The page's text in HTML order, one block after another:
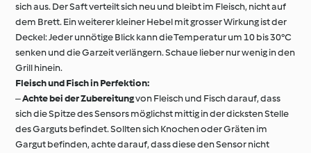
sich aus. Der Saft verteilt sich neu und bleibt im Fleisch, nicht auf
dem Brett. Ein weiterer kleiner Hebel mit grosser Wirkung ist der
Deckel: Jeder unnötige Blick kann die Temperatur um 10 bis 30°C
senken und die Garzeit verlängern. Schaue lieber nur wenig in den
Grill hinein.
Fleisch und Fisch in Perfektion:
‒Achte bei der Zubereitungvon Fleisch und Fisch darauf, dass
sich die Spitze des Sensors möglichst mittig in der dicksten Stelle
des Garguts befindet. Sollten sich Knochen oder Gräten im
Gargut befinden, achte darauf, dass diese den Sensor nicht